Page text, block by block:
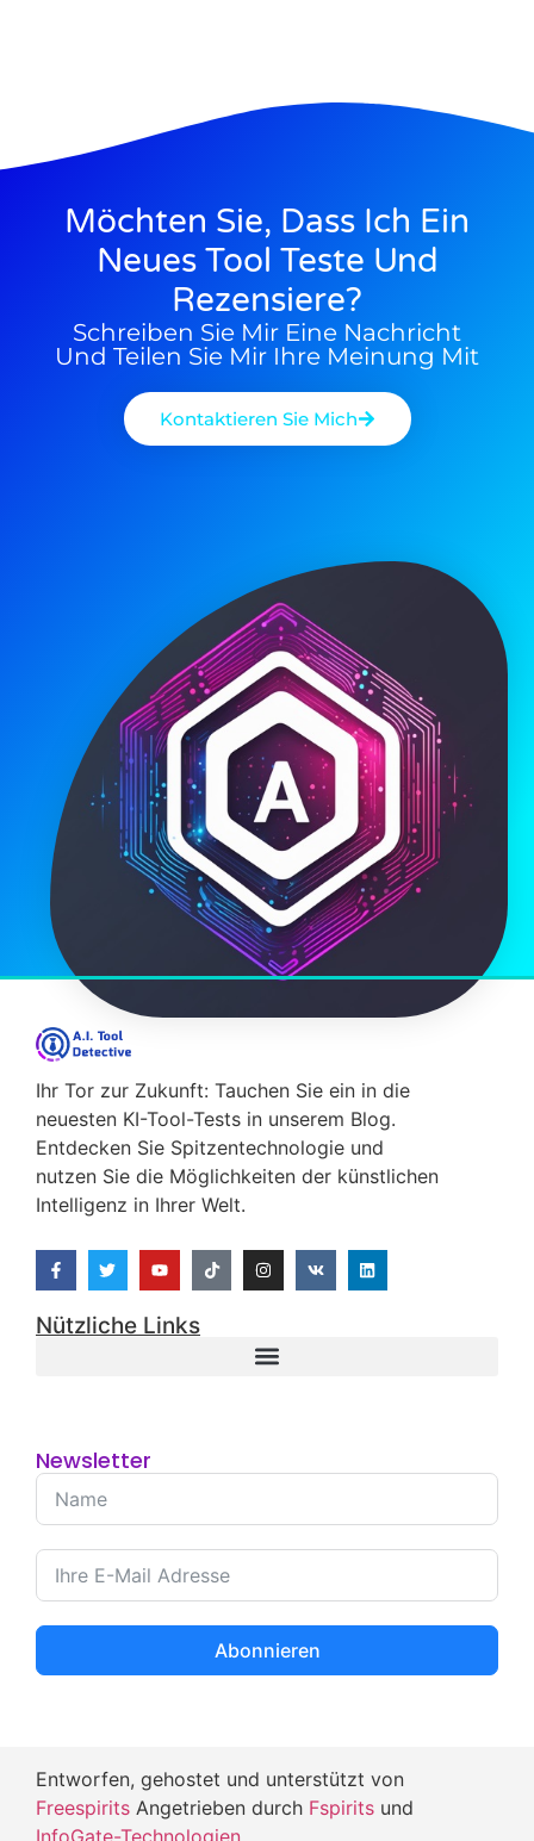
Möchten Sie, Dass Ich Ein
Neues Tool Teste Und
Rezensiere?
Schreiben Sie Mir Eine Nachricht
Und Teilen Sie Mir Ihre Meinung Mit
Kontaktieren Sie Mich
Ihr Tor zur Zukunft: Tauchen Sie ein in die
neuesten KI-Tool-Tests in unserem Blog.
Entdecken Sie Spitzentechnologie und
nutzen Sie die Möglichkeiten der künstlichen
Intelligenz in Ihrer Welt.
Nützliche Links
Newsletter
Abonnieren
Entworfen, gehostet und unterstützt von
Freespirits Angetrieben durch Fspirits und
InfoGate-Technologien